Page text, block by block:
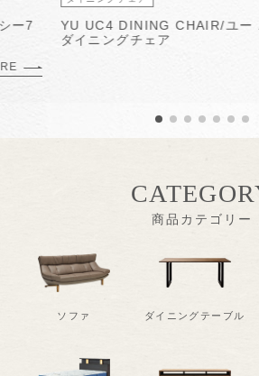
ー7
YU UC4 DINING CHAIR/ユー
ダイニングチェア
ソファ ダイニングテーブル
商品カテゴリー